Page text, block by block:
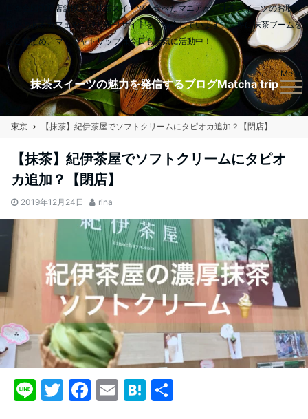
日本全国900店舗以上の抹茶スイーツを食べたマニアが、抹茶スイーツのお取り
扱いのあるカフェやお取り寄せサイトをご紹介しています。世界に抹茶ブームを
起こすため、マッチャトリップは今日も元気に活動中！
抹茶スイーツの魅力を発信するブログMatcha trip
Menu
東京 【抹茶】紀伊茶屋でソフトクリームにタピオカ追加？【閉店】
【抹茶】紀伊茶屋でソフトクリームにタピオ
カ追加？【閉店】
2019年12月24日 rina
Li T
F
E
H